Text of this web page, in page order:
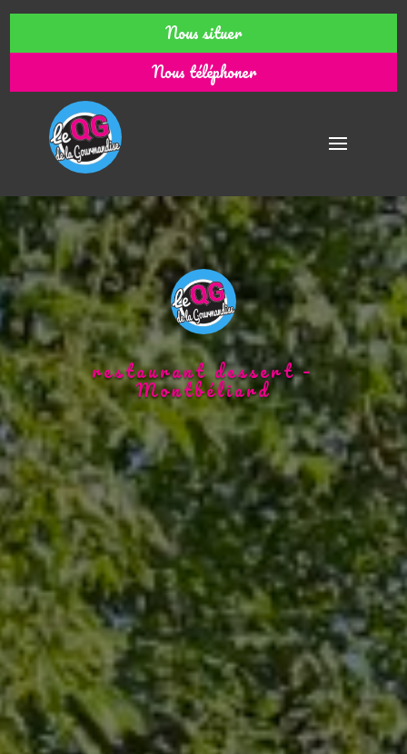
Nous situer
Nous téléphoner
restaurant dessert –
Montbéliard